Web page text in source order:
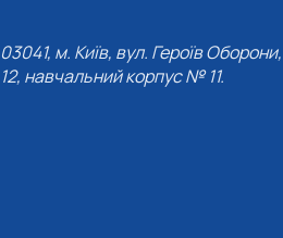
03041, м. Київ, вул. Героїв Оборони,
12, навчальний корпус № 11.